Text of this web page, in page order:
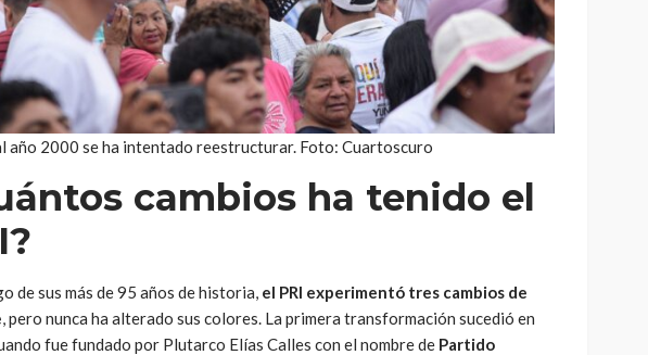
año 2000 se ha intentado reestructurar. Foto: Cuartoscuro
cambios ha tenido el
de sus más de 95 años de historia, el PRI experimentó tres cambios de
, pero nunca ha alterado sus colores. La primera transformación sucedió en
fue fundado por Plutarco Elías Calles con el nombre de Partido